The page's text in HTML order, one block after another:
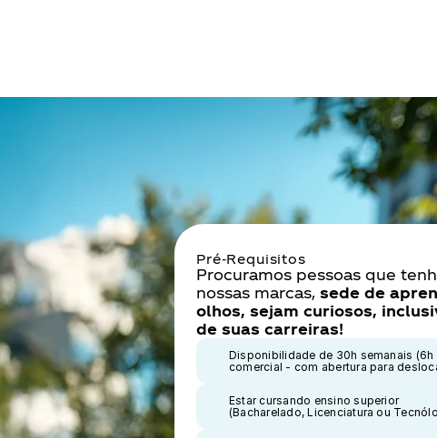
Pré-Requisitos
Procuramos pessoas que
nossas marcas, sede de
olhos, sejam curiosos,
de suas carreiras!
Disponibilidade de 30h semanais
comercial - com abertura para
Estar cursando ensino superior
(Bacharelado, Licenciatura ou